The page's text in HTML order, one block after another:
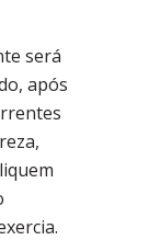
será
após